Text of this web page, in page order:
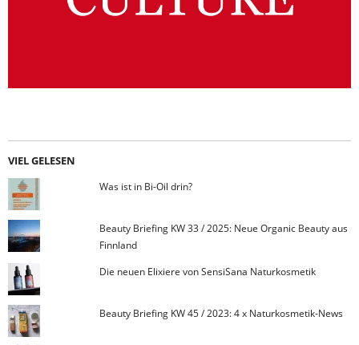
VIEL GELESEN
Was ist in Bi-Oil drin?
Beauty Briefing KW 33 / 2025: Neue Organic Beauty aus
Finnland
Die neuen Elixiere von SensiSana Naturkosmetik
Beauty Briefing KW 45 / 2023: 4 x Naturkosmetik-News